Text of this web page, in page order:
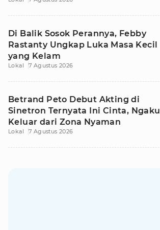
Di Balik Sosok Perannya, Febby
Rastanty Ungkap Luka Masa Kecil
yang Kelam
Lokal 7 Agustus 2026
Betrand Peto Debut Akting di
Sinetron Ternyata Ini Cinta, Ngaku
Keluar dari Zona Nyaman
Lokal 7 Agustus 2026